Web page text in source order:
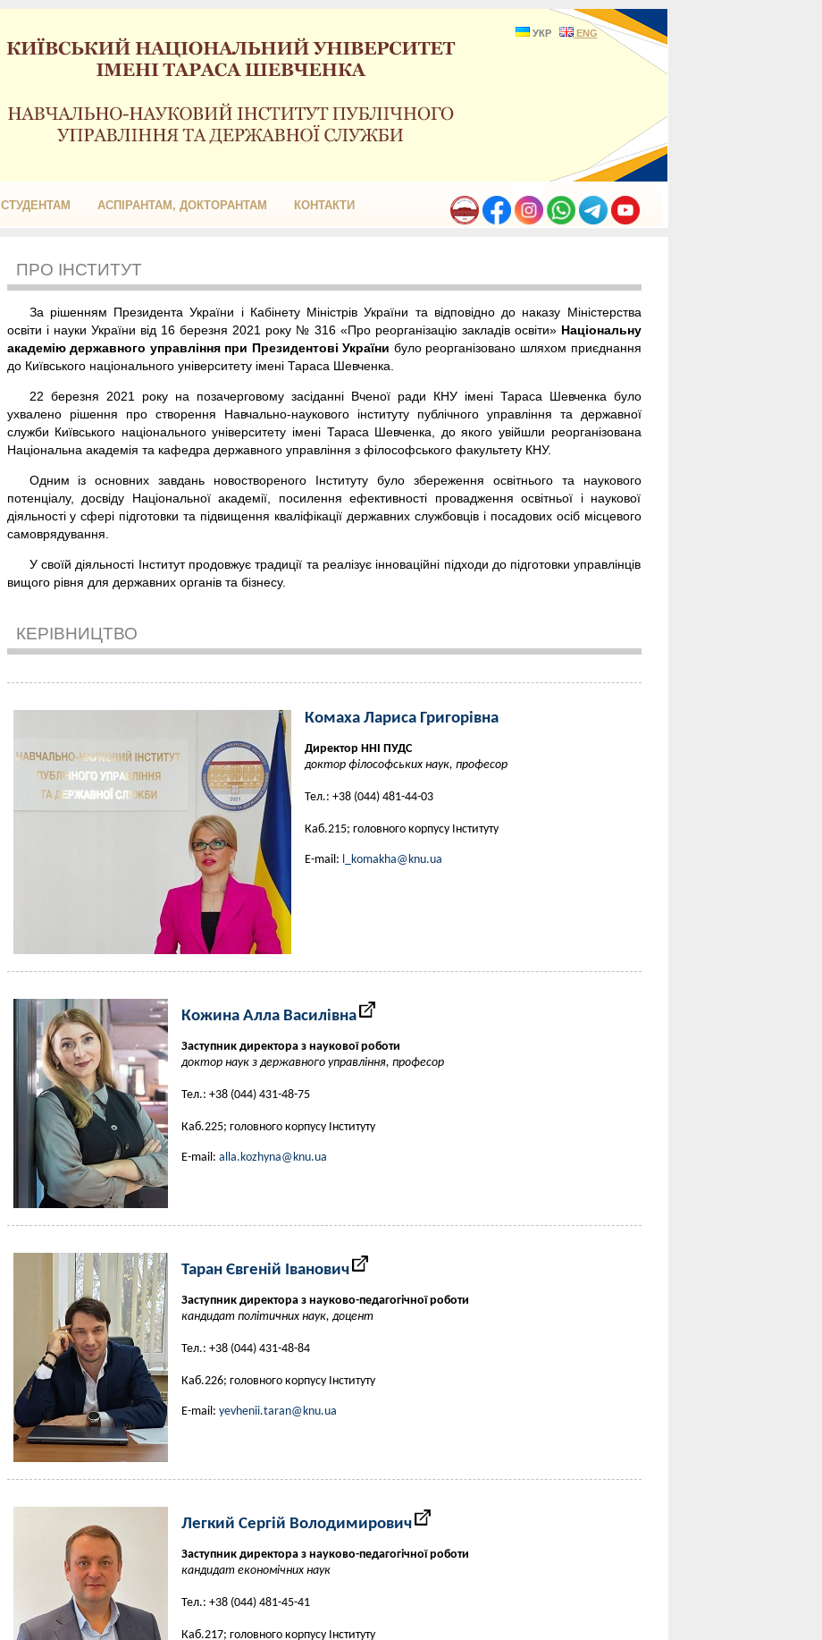
УКР ENG
СТУДЕНТАМ АСПІРАНТАМ, ДОКТОРАНТАМ КОНТАКТИ
ПРО ІНСТИТУТ
За рішенням Президента України і Кабінету Міністрів України та відповідно до наказу Міністерства
освіти і науки України від 16 березня 2021 року № 316 «Про реорганізацію закладів освіти» Національну
академію державного управління при Президентові України було реорганізовано шляхом приєднання
до Київського національного університету імені Тараса Шевченка.
22 березня 2021 року на позачерговому засіданні Вченої ради КНУ імені Тараса Шевченка було
ухвалено рішення про створення Навчально-наукового інституту публічного управління та державної
служби Київського національного університету імені Тараса Шевченка, до якого увійшли реорганізована
Національна академія та кафедра державного управління з філософського факультету КНУ.
Одним із основних завдань новоствореного Інституту було збереження освітнього та наукового
потенціалу, досвіду Національної академії, посилення ефективності провадження освітньої і наукової
діяльності у сфері підготовки та підвищення кваліфікації державних службовців і посадових осіб місцевого
самоврядування.
У своїй діяльності Інститут продовжує традиції та реалізує інноваційні підходи до підготовки управлінців
вищого рівня для державних органів та бізнесу.
КЕРІВНИЦТВО
Комаха Лариса Григорівна
Директор ННІ ПУДС
доктор філософських наук, професор
Тел.: +38 (044) 481-44-03
Каб.215; головного корпусу Інституту
E-mail: l_komakha@knu.ua
Кожина Алла Василівна
Заступник директора з наукової роботи
доктор наук з державного управління, професор
Тел.: +38 (044) 431-48-75
Каб.225; головного корпусу Інституту
E-mail: alla.kozhyna@knu.ua
Таран Євгеній Іванович
Заступник директора з науково-педагогічної роботи
кандидат політичних наук, доцент
Тел.: +38 (044) 431-48-84
Каб.226; головного корпусу Інституту
E-mail: yevhenii.taran@knu.ua
Легкий Сергій Володимирович
Заступник директора з науково-педагогічної роботи
кандидат економічних наук
Тел.: +38 (044) 481-45-41
Каб.217; головного корпусу Інституту